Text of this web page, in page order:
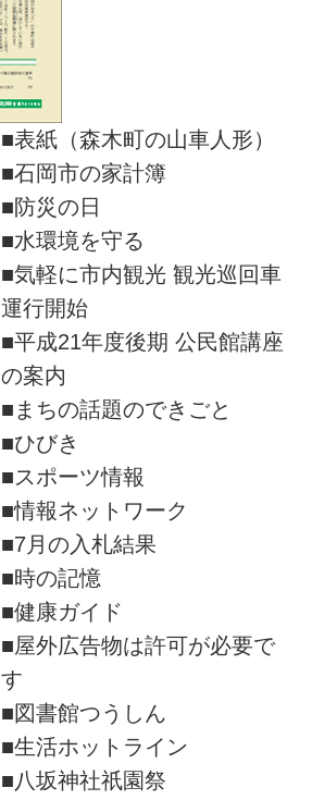
■表紙（森木町の山車人形）
■石岡市の家計簿
■防災の日
■水環境を守る
■気軽に市内観光 観光巡回車
運行開始
■平成21年度後期 公民館講座
の案内
■まちの話題のできごと
■ひびき
■スポーツ情報
■情報ネットワーク
■7月の入札結果
■時の記憶
■健康ガイド
■屋外広告物は許可が必要で
す
■図書館つうしん
■生活ホットライン
■八坂神社祇園祭